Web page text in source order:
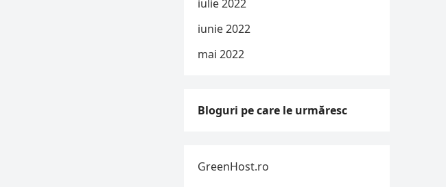
iulie 2022
iunie 2022
mai 2022
Bloguri pe care le urmăresc
GreenHost.ro